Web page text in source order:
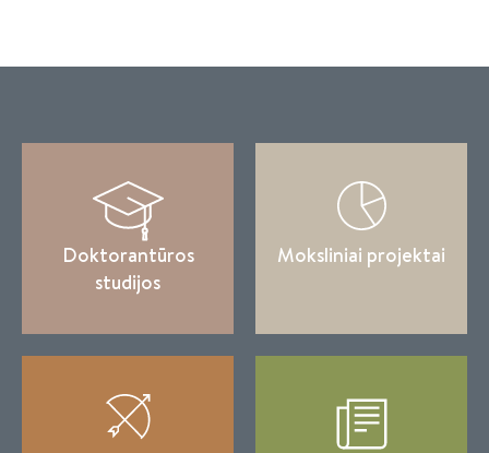
Doktorantūros
studijos
Moksliniai projektai